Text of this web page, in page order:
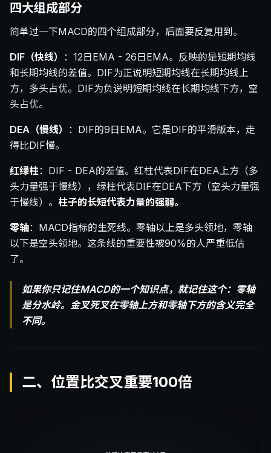
四大组成部分
简单过一下MACD的四个组成部分，后面要反复用到。
DIF（快线） ：12日EMA - 26日EMA。反映的是短期均线
和长期均线的差值。DIF为正说明短期均线在长期均线上
方，多头占优。DIF为负说明短期均线在长期均线下方，空
头占优。
DEA（慢线） ：DIF的9日EMA。它是DIF的平滑版本，走
得比DIF慢。
红绿柱：DIF - DEA的差值。红柱代表DIF在DEA上方（多
头力量强于慢线），绿柱代表DIF在DEA下方（空头力量强
于慢线）。 柱子的长短代表力量的强弱。
零轴：MACD指标的生死线。零轴以上是多头领地，零轴
以下是空头领地。这条线的重要性被90%的人严重低估
了。
如果你只记住MACD的一个知识点，就记住这个：零轴
是分水岭。金叉死叉在零轴上方和零轴下方的含义完全
不同。
二、位置比交叉重要100倍